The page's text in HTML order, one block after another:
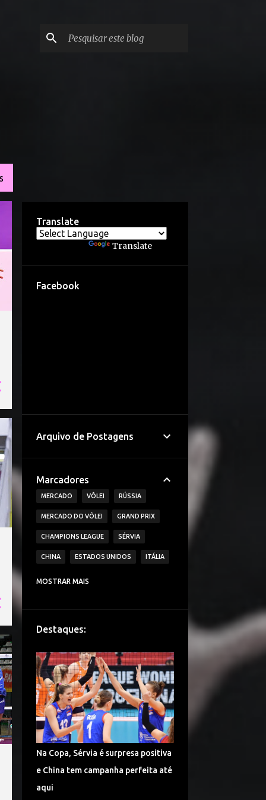
Translate
Translate
Facebook
Arquivo de Postagens
Marcadores
MERCADO VÔLEI RÚSSIA
MERCADO DO VÔLEI GRAND PRIX
CHAMPIONS LEAGUE SÉRVIA
CHINA ESTADOS UNIDOS ITÁLIA
IGOR VOLLEY NOVARA LESÕES
TURQUIA DENTIL PRAIA CLUBE
É CAMPEÃO!
CAMPEONATO TURCO DE VÔLEI
COPA DO MUNDO ALEMANHA VÔLEI
CHINA VÔLEI LIGA RUSSA DE VÔLEI
MOSTRAR MAIS
Destaques:
Na Copa, Sérvia é surpresa positiva
e China tem campanha perfeita até
aqui